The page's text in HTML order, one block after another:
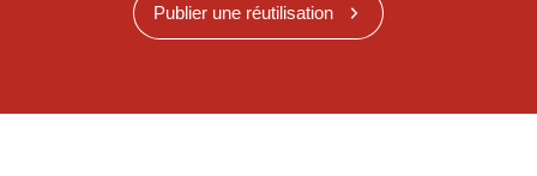
Publier une réutilisation